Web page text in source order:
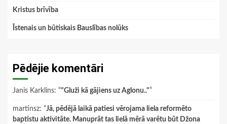
Kristus brīvība
Īstenais un būtiskais Bauslības nolūks
Pēdējie komentāri
Janis Karklins: “"Gluži kā gājiens uz Aglonu.."”
martinsz: “Jā, pēdējā laikā patiesi vērojama liela reformēto
baptistu aktivitāte. Manuprāt tas lielā mērā varētu būt Džona